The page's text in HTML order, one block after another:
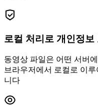
로컬 처리로 개인정보
동영상 파일은 어떤 서버
브라우저에서 로컬로 이
니다